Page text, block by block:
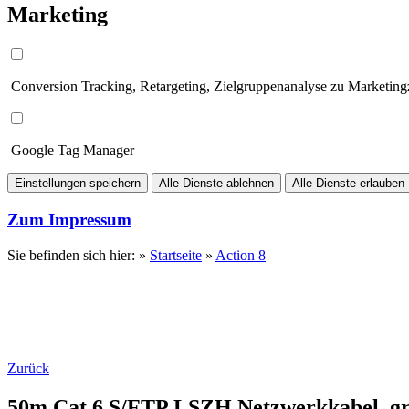
Marketing
Conversion Tracking, Retargeting, Zielgruppenanalyse zu
Google Tag Manager
Einstellungen speichern Alle Dienste ablehnen Alle Dienste erlauben
Zum Impressum
Sie befinden sich hier: » Startseite » Action 8
Zurück